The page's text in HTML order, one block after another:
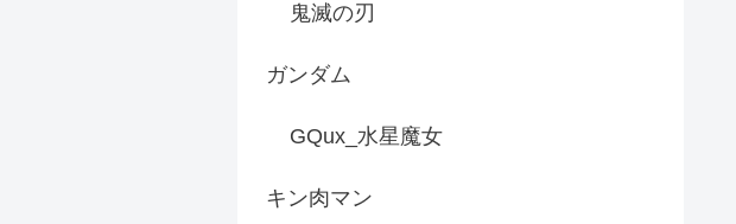
鬼滅の刃
ガンダム
GQux_水星魔女
キン肉マン